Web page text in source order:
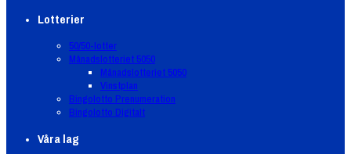
Lotterier
50/50-lotter
Månadslotteriet 5050
Månadslotteriet 5050
Vinstplan
Bingolotto Prenumeration
Bingolotto Digitalt
Våra lag